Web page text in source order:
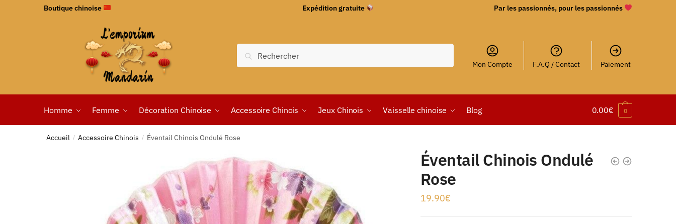
Boutique chinoise Expédition gratuite Par les passionnés, pour les passionnés
Recherche
Mon Compte F.A.Q / Contact Paiement
Homme Femme Décoration Chinoise Accessoire Chinois Jeux Chinois Vaisselle chinoise Blog 0.00€ 0
Accueil / Accessoire Chinois / Éventail Chinois Ondulé Rose
Éventail Chinois Ondulé
Rose
19.90€